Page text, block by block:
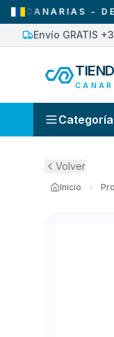
- DESDE
Envío GRATIS
Volver
Inicio